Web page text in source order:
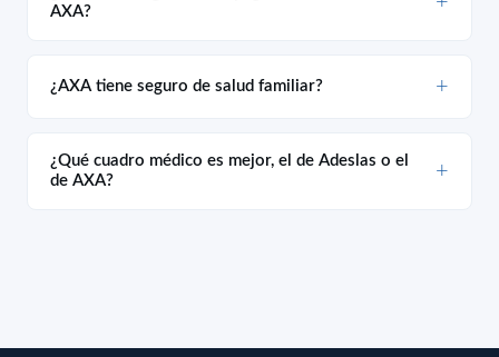
AXA?
¿AXA tiene seguro de salud familiar?
¿Qué cuadro médico es mejor, el de Adeslas o el
de AXA?